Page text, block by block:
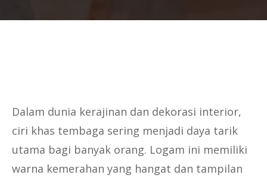
Dalam dunia kerajinan dan dekorasi interior,
ciri khas tembaga sering menjadi daya tarik
utama bagi banyak orang. Logam ini memiliki
warna kemerahan yang hangat dan tampilan